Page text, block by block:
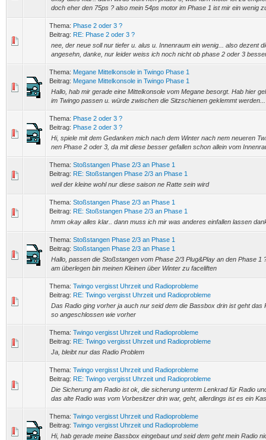
doch eher den 75ps ? also mein 54ps motor im Phase 1 ist mir ein wenig
Thema: Phase 2 oder 3 ?
Beitrag: RE: Phase 2 oder 3 ?
nee, der neue soll nur tiefer u. alus u. Innenraum ein wenig... also dezent
angesehn, danke, nur leider weiss ich noch nicht ob phase 2 oder 3
Thema: Megane Mittelkonsole in Twingo Phase 1
Beitrag: Megane Mittelkonsole in Twingo Phase 1
Hallo, hab mir gerade eine Mittelkonsole vom Megane besorgt. Hab hier
im Twingo passen u. würde zwischen die Sitzschienen geklemmt
Thema: Phase 2 oder 3 ?
Beitrag: Phase 2 oder 3 ?
Hi, spiele mit dem Gedanken mich nach dem Winter nach nem neueren
nen Phase 2 oder 3, da mit diese besser gefallen schon allein vom
Thema: Stoßstangen Phase 2/3 an Phase 1
Beitrag: RE: Stoßstangen Phase 2/3 an Phase 1
weil der kleine wohl nur diese saison ne Ratte sein wird
Thema: Stoßstangen Phase 2/3 an Phase 1
Beitrag: RE: Stoßstangen Phase 2/3 an Phase 1
hmm okay alles klar.. dann muss ich mir was anderes einfallen lassen
Thema: Stoßstangen Phase 2/3 an Phase 1
Beitrag: Stoßstangen Phase 2/3 an Phase 1
Hallo, passen die Stoßstangen vom Phase 2/3 Plug&Play an den Phase 1
am überlegen bin meinen Kleinen über Winter zu faceliften
Thema: Twingo vergisst Uhrzeit und Radioprobleme
Beitrag: RE: Twingo vergisst Uhrzeit und Radioprobleme
Das Radio ging vorher ja auch nur seid dem die Bassbox drin ist geht das
so angeschlossen wie vorher
Thema: Twingo vergisst Uhrzeit und Radioprobleme
Beitrag: RE: Twingo vergisst Uhrzeit und Radioprobleme
Ja, bleibt nur das Radio Problem
Thema: Twingo vergisst Uhrzeit und Radioprobleme
Beitrag: RE: Twingo vergisst Uhrzeit und Radioprobleme
Die Sicherung am Radio ist ok, die sicherung unterm Lenkrad für Radio
das alte Radio was vom Vorbesitzer drin war, geht, allerdings ist es ein
Thema: Twingo vergisst Uhrzeit und Radioprobleme
Beitrag: Twingo vergisst Uhrzeit und Radioprobleme
Hi, hab gerade meine Bassbox eingebaut und seid dem geht mein Radio